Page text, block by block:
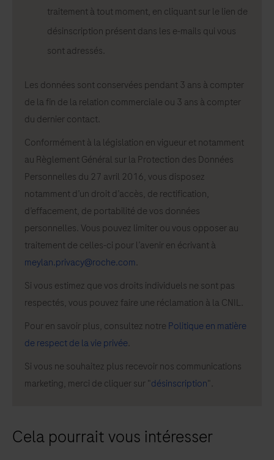
traitement à tout moment, en cliquant sur le lien de
désinscription présent dans les e-mails qui vous
sont adressés.
Les données sont conservées pendant 3 ans à compter
de la fin de la relation commerciale ou 3 ans à compter
du dernier contact.
Conformément à la législation en vigueur et notamment
au Règlement Général sur la Protection des Données
Personnelles du 27 avril 2016, vous disposez
notamment d’un droit d’accès, de rectification,
d’effacement, de portabilité de vos données
personnelles. Vous pouvez limiter ou vous opposer au
traitement de celles-ci pour l’avenir en écrivant à
meylan.privacy@roche.com.
Si vous estimez que vos droits individuels ne sont pas
respectés, vous pouvez faire une réclamation à la CNIL.
Pour en savoir plus, consultez notre Politique en matière
de respect de la vie privée.
Si vous ne souhaitez plus recevoir nos communications
marketing, merci de cliquer sur " désinscription".
Cela pourrait vous intéresser